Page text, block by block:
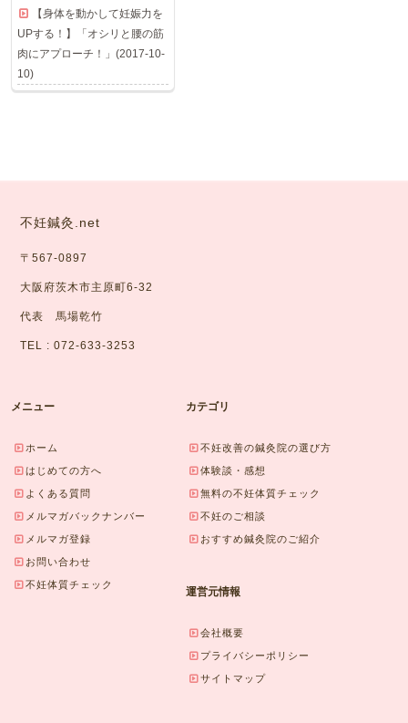
【身体を動かして妊娠力を
UPする！】「オシリと腰の筋
肉にアプローチ！」(2017-10-
10)
不妊鍼灸.net
〒567-0897
大阪府茨木市主原町6-32
代表 馬場乾竹
TEL : 072-633-3253
メニュー
ホーム
はじめての方へ
よくある質問
メルマガバックナンバー
メルマガ登録
お問い合わせ
不妊体質チェック
カテゴリ
不妊改善の鍼灸院の選び方
体験談・感想
無料の不妊体質チェック
不妊のご相談
おすすめ鍼灸院のご紹介
運営元情報
会社概要
プライバシーポリシー
サイトマップ